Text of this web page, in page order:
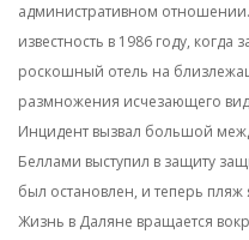
административном
известность в 1986 году,
роскошный отель на
размножения исчезающего
Инцидент вызвал большой
Беллами выступил в защиту
был остановлен, и теперь
Жизнь в Даляне вращается